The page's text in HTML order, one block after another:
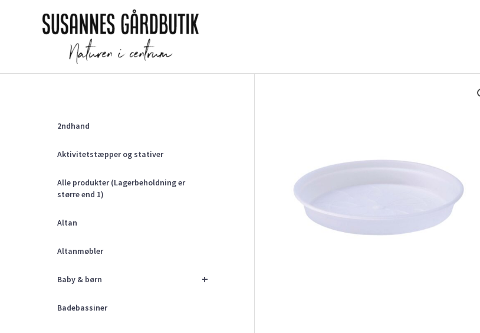
2ndhand
Aktivitetstæpper og stativer
Alle produkter (Lagerbeholdning er
større end 1)
Altan
Altanmøbler
+
Baby & børn
Badebassiner